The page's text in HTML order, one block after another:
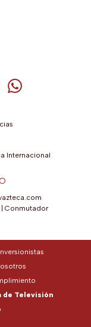
abre en una
(se abre en una
(se abre en
YouTube (se abre
de Telegram (se
Cuenta de
Cuenta de
Internacional
Conmutador
de Televisión